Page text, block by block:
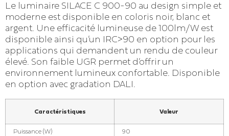
Le luminaire SILACE C 900-90 au design simple et
moderne est disponible en coloris noir, blanc et
argent. Une efficacité lumineuse de 100lm/W est
disponible ainsi qu’un IRC>90 en option pour les
applications qui demandent un rendu de couleur
élevé. Son faible UGR permet d’offrir un
environnement lumineux confortable. Disponible
en option avec gradation DALI.
Caractéristiques Valeur
Puissance (W) 90